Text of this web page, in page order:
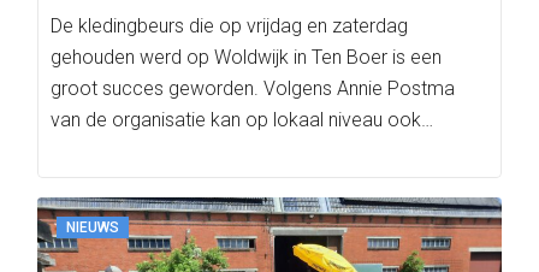
De kledingbeurs die op vrijdag en zaterdag
gehouden werd op Woldwijk in Ten Boer is een
groot succes geworden. Volgens Annie Postma
van de organisatie kan op lokaal niveau ook…
NIEUWS